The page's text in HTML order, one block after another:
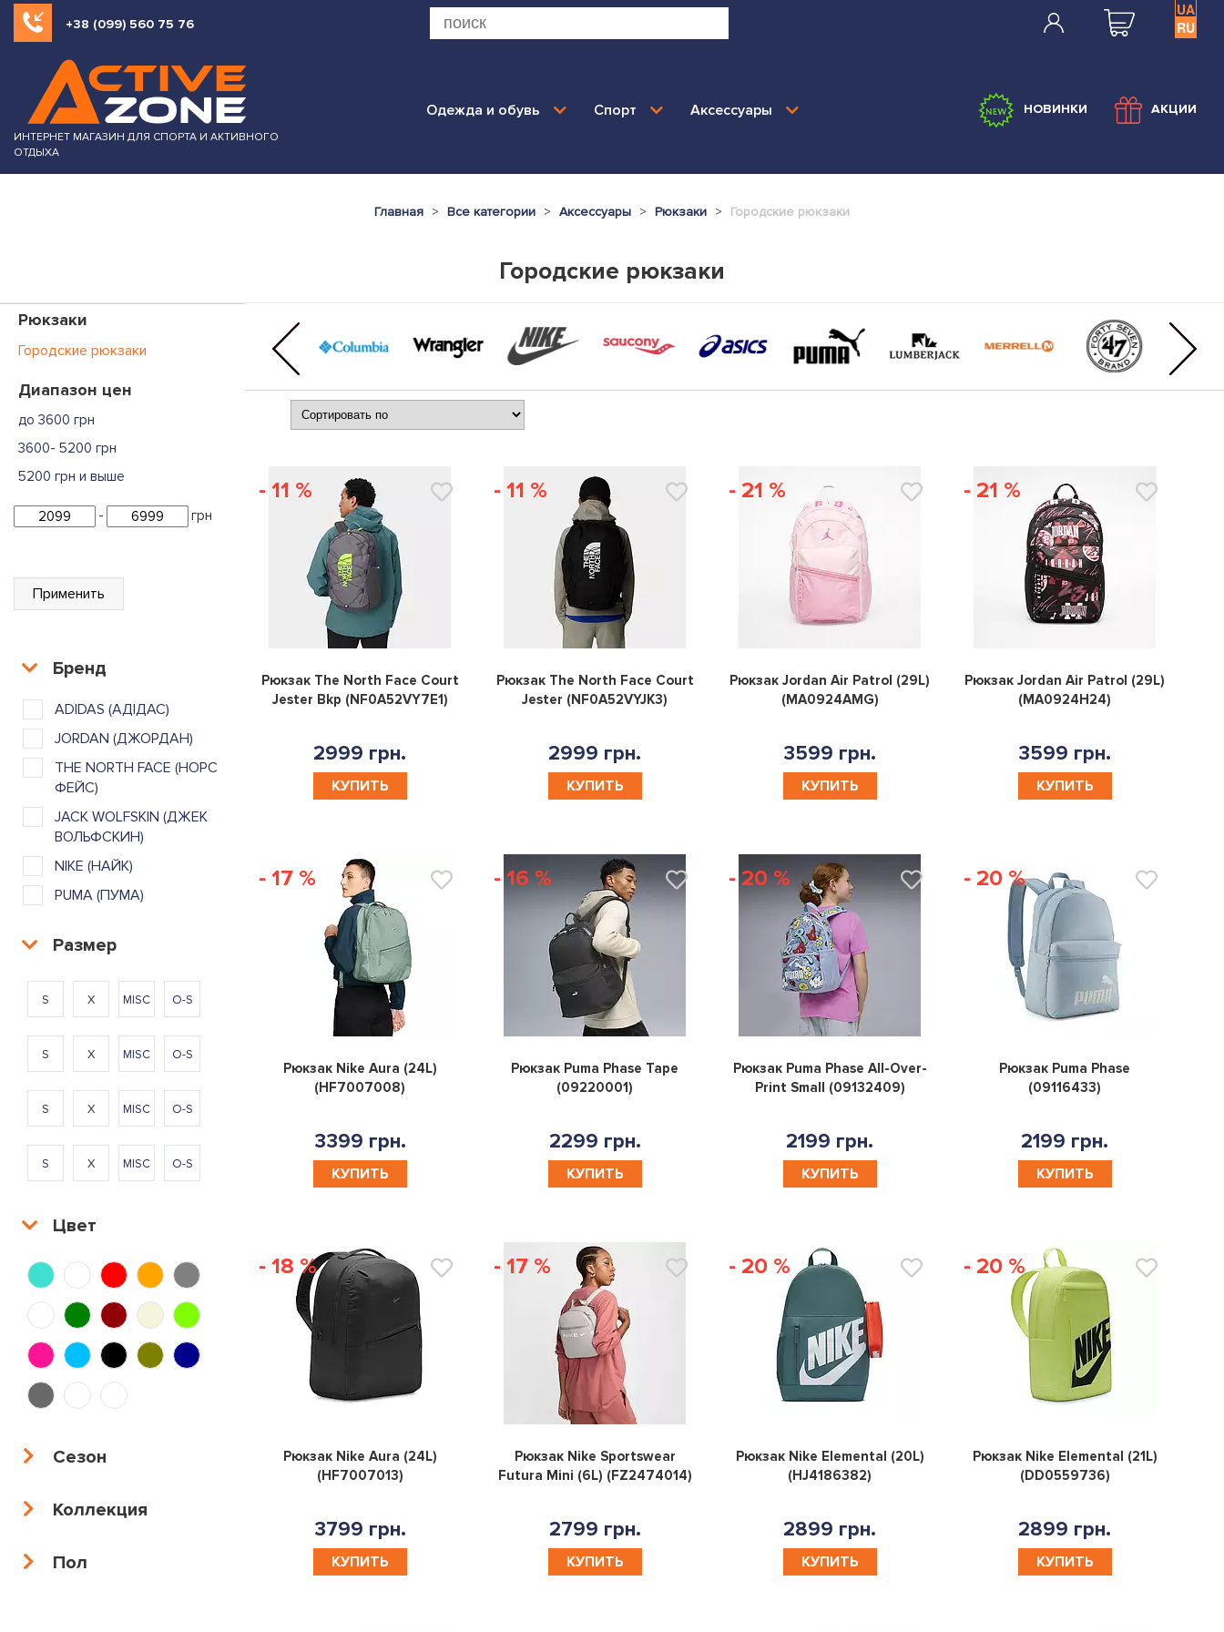
+38 (099) 560 75 76
UA
RU
ИНТЕРНЕТ МАГАЗИН ДЛЯ СПОРТА И АКТИВНОГО
ОТДЫХА
Одежда и обувь Спорт Аксессуары НОВИНКИ АКЦИИ
Главная Все категории Аксессуары Рюкзаки Городские рюкзаки
Городские рюкзаки
Рюкзаки
Городские рюкзаки
Диапазон цен
до 3600 грн
3600- 5200 грн
5200 грн и выше
- грн
Применить
Бренд
ADIDAS (АДІДАС)
JORDAN (ДЖОРДАН)
THE NORTH FACE (НОРС
ФЕЙС)
JACK WOLFSKIN (ДЖЕК
ВОЛЬФСКИН)
NIKE (НАЙК)
PUMA (ПУМА)
Размер
S X MISC O-S
S X MISC O-S
S X MISC O-S
S X MISC O-S
Цвет
Сезон
Коллекция
Пол
- 11 %
0
Рюкзак The North Face Court
Jester Bkp (NF0A52VY7E1)
2999 грн.
КУПИТЬ
- 11 %
0
Рюкзак The North Face Court
Jester (NF0A52VYJK3)
2999 грн.
КУПИТЬ
- 21 %
0
Рюкзак Jordan Air Patrol (29L)
(MA0924AMG)
3599 грн.
КУПИТЬ
- 21 %
0
Рюкзак Jordan Air Patrol (29L)
(MA0924H24)
3599 грн.
КУПИТЬ
- 17 %
Рюкзак Nike Aura (24L)
(HF7007008)
3399 грн.
КУПИТЬ
- 16 %
0
Рюкзак Puma Phase Tape
(09220001)
2299 грн.
КУПИТЬ
- 20 %
0
Рюкзак Puma Phase All-Over-
Print Small (09132409)
2199 грн.
КУПИТЬ
- 20 %
Рюкзак Puma Phase
(09116433)
2199 грн.
КУПИТЬ
- 18 %
Рюкзак Nike Aura (24L)
(HF7007013)
3799 грн.
КУПИТЬ
- 17 %
0
Рюкзак Nike Sportswear
Futura Mini (6L) (FZ2474014)
2799 грн.
КУПИТЬ
- 20 %
0
Рюкзак Nike Elemental (20L)
(HJ4186382)
2899 грн.
КУПИТЬ
- 20 %
0
Рюкзак Nike Elemental (21L)
(DD0559736)
2899 грн.
КУПИТЬ